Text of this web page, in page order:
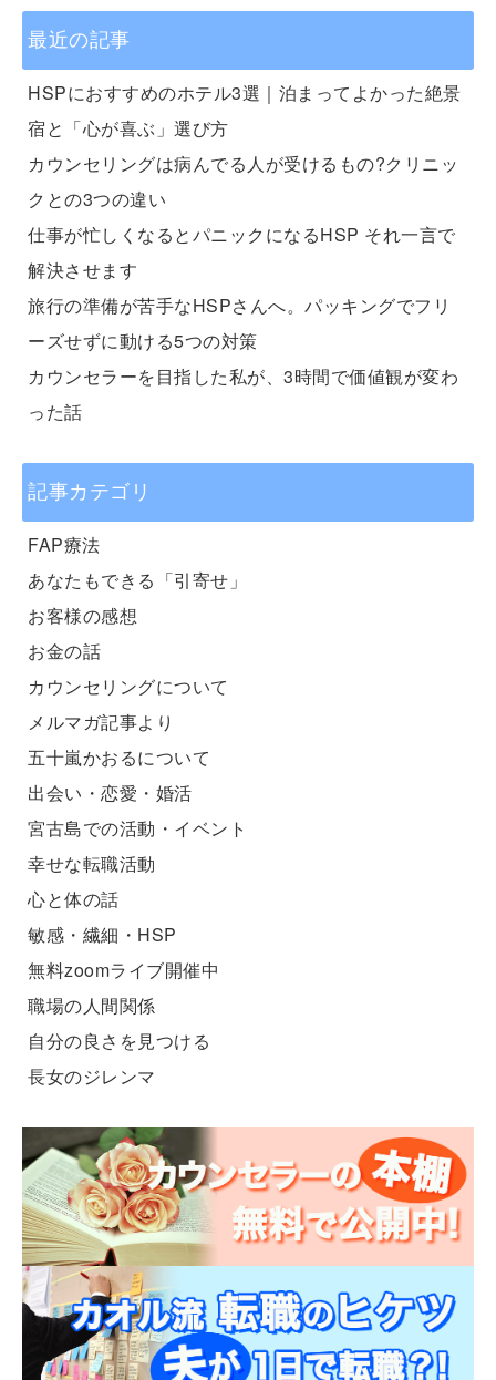
最近の記事
HSPにおすすめのホテル3選｜泊まってよかった絶景
宿と「心が喜ぶ」選び方
カウンセリングは病んでる人が受けるもの?クリニッ
クとの3つの違い
仕事が忙しくなるとパニックになるHSP それ一言で
解決させます
旅行の準備が苦手なHSPさんへ。パッキングでフリ
ーズせずに動ける5つの対策
カウンセラーを目指した私が、3時間で価値観が変わ
った話
記事カテゴリ
FAP療法
あなたもできる「引寄せ」
お客様の感想
お金の話
カウンセリングについて
メルマガ記事より
五十嵐かおるについて
出会い・恋愛・婚活
宮古島での活動・イベント
幸せな転職活動
心と体の話
敏感・繊細・HSP
無料zoomライブ開催中
職場の人間関係
自分の良さを見つける
長女のジレンマ